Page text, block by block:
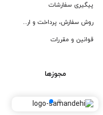
پیگیری سفارشات
روش سفارش، پرداخت و ارسال
قوانین و مقررات
مجوزها